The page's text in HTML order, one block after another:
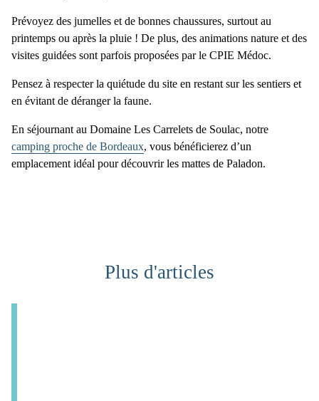
Prévoyez des jumelles et de bonnes chaussures, surtout au
printemps ou après la pluie ! De plus, des animations nature et des
visites guidées sont parfois proposées par le CPIE Médoc.
Pensez à respecter la quiétude du site en restant sur les sentiers et
en évitant de déranger la faune.
En séjournant au Domaine Les Carrelets de Soulac, notre
camping proche de Bordeaux, vous bénéficierez d’un
emplacement idéal pour découvrir les mattes de Paladon.
Plus d'articles